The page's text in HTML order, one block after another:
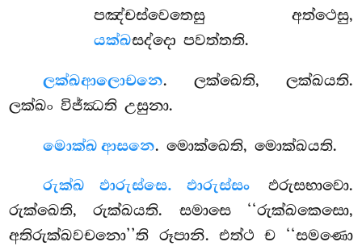
පඤ්චස්වෙතෙසු අත්ථෙසු,
යක්ඛසද්දො පවත්තති.
ලක්ඛආලොචනෙ. ලක්ඛෙති, ලක්ඛයති.
ලක්ඛං විජ්ඣති උසුනා.
මොක්ඛ ආසනෙ. මොක්ඛෙති, මොක්ඛයති.
රුක්ඛ ඵාරුස්සෙ. ඵාරුස්සංඵරුසභාවො.
රුක්ඛෙති, රුක්ඛයති. සමාසෙ ‘‘රුක්ඛකෙසො,
අතිරුක්ඛවචනො’’ති රූපානි. එත්ථ ච ‘‘සමණො